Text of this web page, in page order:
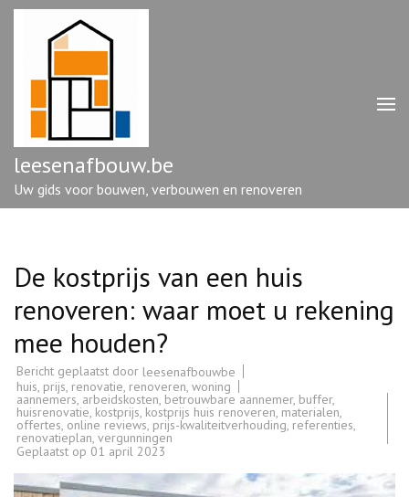
Ga
enter)
leesenafbouw.be
Uw gids voor bouwen, verbouwen en renoveren
De kostprijs van een huis
renoveren: waar moet u rekening
mee houden?
Bericht geplaatst door leesenafbouwbe
huis, prijs, renovatie, renoveren, woning
aannemers, arbeidskosten, betrouwbare aannemer, buffer,
huisrenovatie, kostprijs, kostprijs huis renoveren, materialen,
offertes, online reviews, prijs-kwaliteitverhouding, referenties,
renovatieplan, vergunningen
Geplaatst op 01 april 2023